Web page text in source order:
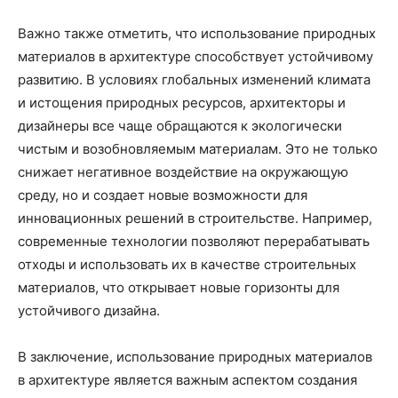
Важно также отметить, что использование природных
материалов в архитектуре способствует устойчивому
развитию. В условиях глобальных изменений климата
и истощения природных ресурсов, архитекторы и
дизайнеры все чаще обращаются к экологически
чистым и возобновляемым материалам. Это не только
снижает негативное воздействие на окружающую
среду, но и создает новые возможности для
инновационных решений в строительстве. Например,
современные технологии позволяют перерабатывать
отходы и использовать их в качестве строительных
материалов, что открывает новые горизонты для
устойчивого дизайна.
В заключение, использование природных материалов
в архитектуре является важным аспектом создания